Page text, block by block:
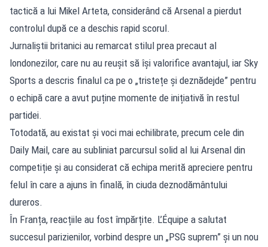
tactică a lui Mikel Arteta, considerând că Arsenal a pierdut
controlul după ce a deschis rapid scorul.
Jurnaliștii britanici au remarcat stilul prea precaut al
londonezilor, care nu au reușit să își valorifice avantajul, iar Sky
Sports a descris finalul ca pe o „tristețe și deznădejde” pentru
o echipă care a avut puține momente de inițiativă în restul
partidei.
Totodată, au existat și voci mai echilibrate, precum cele din
Daily Mail, care au subliniat parcursul solid al lui Arsenal din
competiție și au considerat că echipa merită apreciere pentru
felul în care a ajuns în finală, în ciuda deznodământului
dureros.
În Franța, reacțiile au fost împărțite. L’Équipe a salutat
succesul parizienilor, vorbind despre un „PSG suprem” și un nou